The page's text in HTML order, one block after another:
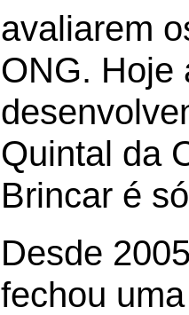
avaliarem
ONG. Hoje
Quintal da
Brincar é
Desde
fechou